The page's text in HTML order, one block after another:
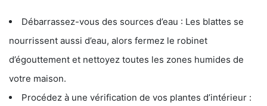
Débarrassez-vous des sources d’eau : Les blattes se
nourrissent aussi d’eau, alors fermez le robinet
d’égouttement et nettoyez toutes les zones humides de
votre maison.
Procédez à une vérification de vos plantes d’intérieur :